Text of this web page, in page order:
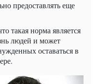
предоставлять еще
такая норма является
людей и может
оставаться в